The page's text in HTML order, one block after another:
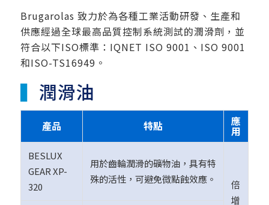
Brugarolas 致力於為各種工業活動研發、生產和
供應經過全球最高品質控制系統測試的潤滑劑，並
符合以下ISO標準：IQNET ISO 9001、ISO 9001
和ISO-TS16949。
▍ 潤滑油
產品 特點 應
用
BESLUX
GEAR XP-
320
用於齒輪潤滑的礦物油，具有特
殊的活性，可避免微點蝕效應。
倍
增